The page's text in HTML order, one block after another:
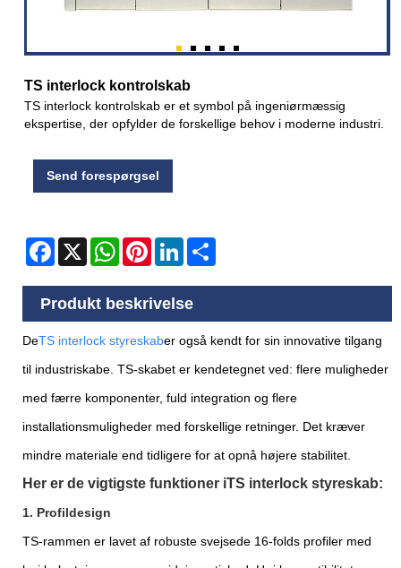
TS interlock kontrolskab
TS interlock kontrolskab er et symbol på ingeniørmæssig
ekspertise, der opfylder de forskellige behov i moderne industri.
Send forespørgsel
Facebook
X WhatsAppPinterestLinkedIn
Produkt beskrivelse
DeTS interlock styreskaber også kendt for sin innovative tilgang
til industriskabe. TS-skabet er kendetegnet ved: flere muligheder
med færre komponenter, fuld integration og flere
installationsmuligheder med forskellige retninger. Det kræver
mindre materiale end tidligere for at opnå højere stabilitet.
Her er de vigtigste funktioner iTS interlock styreskab:
1. Profildesign
TS-rammen er lavet af robuste svejsede 16-folds profiler med